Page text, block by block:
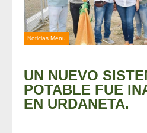
Noticias Menu
UN NUEVO
POTABLE FUE
EN URDANETA.